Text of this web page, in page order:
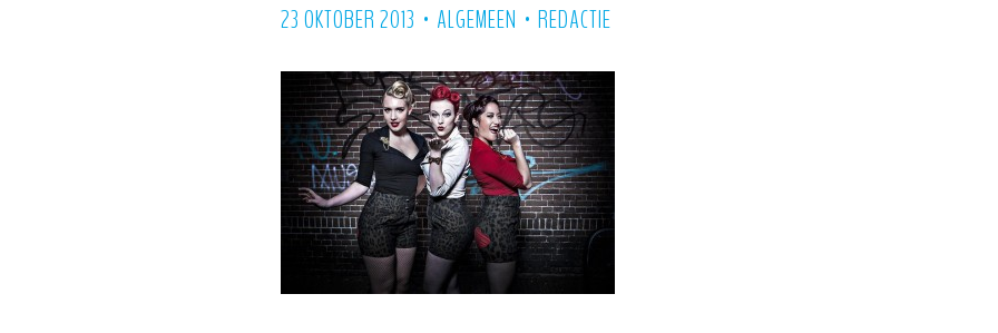
23 OKTOBER 2013 • ALGEMEEN • REDACTIE